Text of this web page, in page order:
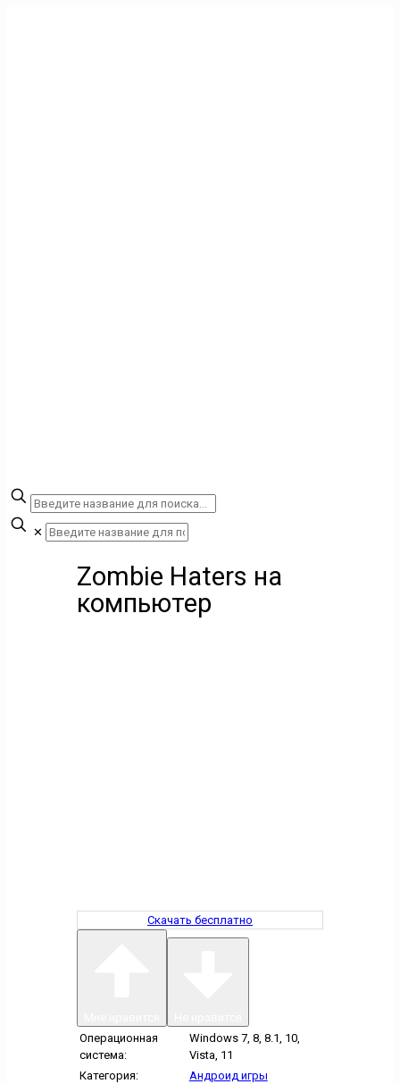
✕
Zombie Haters на
компьютер
Скачать бесплатно
Операционная
система:
Windows 7, 8, 8.1, 10,
Vista, 11
Категория:
Андроид игры